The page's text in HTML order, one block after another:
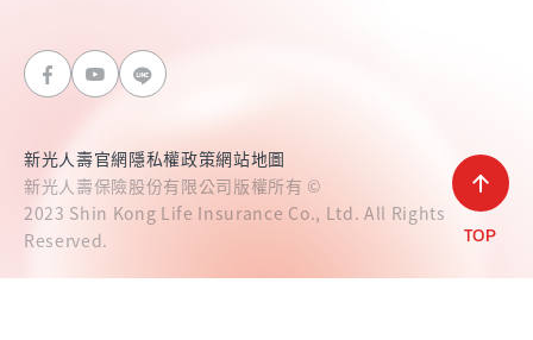
新光人壽官網隱私權政策網站地圖
新光人壽保險股份有限公司版權所有 ©
2023 Shin Kong Life Insurance Co., Ltd. All Rights
Reserved.
TOP